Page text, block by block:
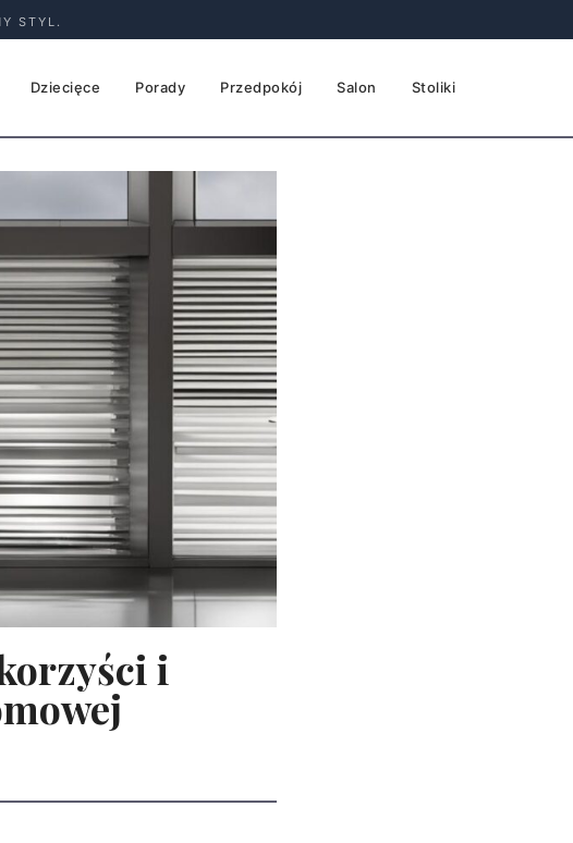
STYL.
Dziecięce Porady Przedpokój Salon Stoliki
i